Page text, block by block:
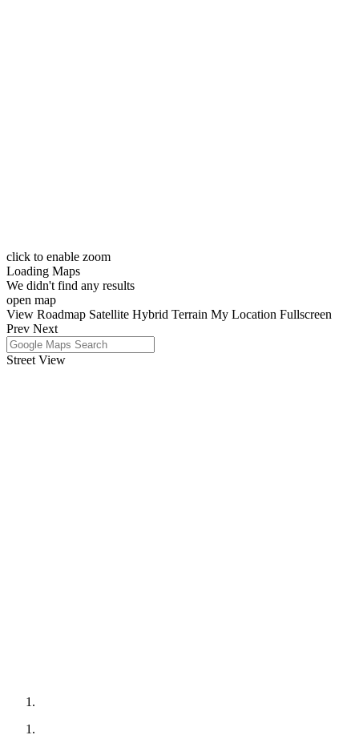
click to enable zoom
Loading Maps
We didn't find any results
open map
View Roadmap Satellite Hybrid Terrain My Location Fullscreen
Prev Next
Street View